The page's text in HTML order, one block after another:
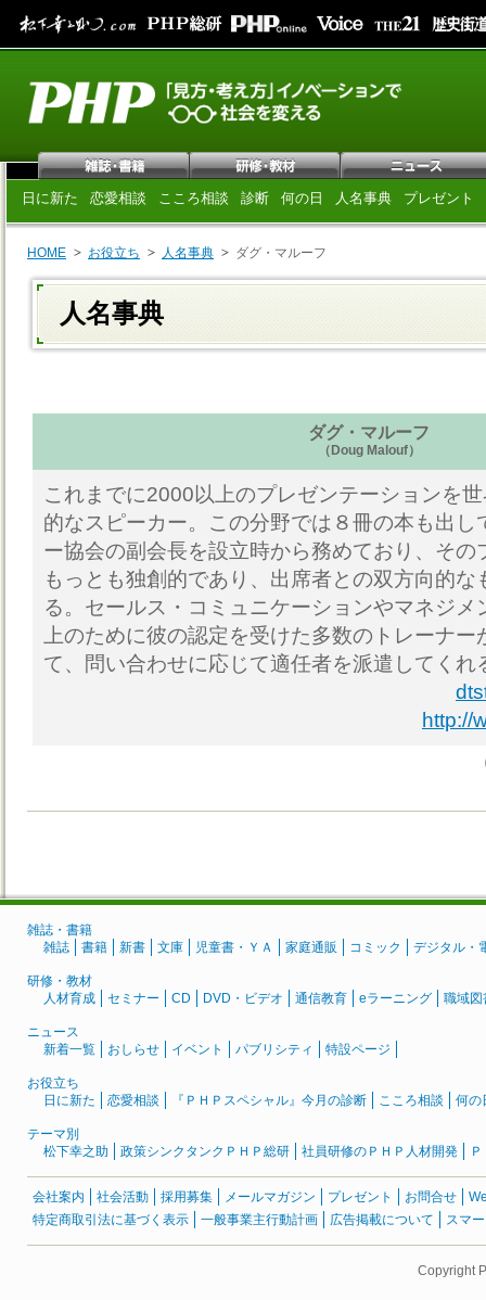
日に新た 恋愛相談 こころ相談 診断 何の日 人名事典 プレゼント
HOME お役立ち 人名事典 ダグ・マルーフ
人名事典
ダグ・マルーフ
（Doug Malouf）
これまでに2000以上のプレゼンテーションを
的なスピーカー。この分野では８冊の本も出し
ー協会の副会長を設立時から務めており、その
もっとも独創的であり、出席者との双方向的な
る。セールス・コミュニケーションやマネジメ
上のために彼の認定を受けた多数のトレーナ
て、問い合わせに応じて適任者を派遣してくれ
http://
雑誌・書籍
雑誌
書籍 新書 文庫 児童書・ＹＡ 家庭通販 コミック デジタル・
研修・教材
人材育成
セミナー CD DVD・ビデオ 通信教育 eラーニング 職域図
ニュース
新着一覧
おしらせ イベント パブリシティ 特設ページ
お役立ち
日に新た
恋愛相談 『ＰＨＰスペシャル』今月の診断 こころ相談 何の
テーマ別
松下幸之助
政策シンクタンクＰＨＰ総研 社員研修のＰＨＰ人材開発
会社案内 社会活動 採用募集 メールマガジン プレゼント お問合せ
特定商取引法に基づく表示
一般事業主行動計画 広告掲載について スマ
Copyright